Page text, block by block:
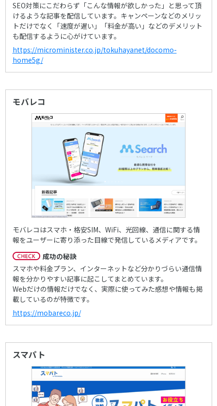
SEO対策にこだわらず「こんな情報が欲しかった」と思って頂
けるような記事を配信しています。キャンペーンなどのメリッ
トだけでなく「速度が遅い」「料金が高い」などのデメリット
も配信するように心がけています。
https://microminister.co.jp/tokuhayanet/docomo-
home5g/
モバレコ
モバレコはスマホ・格安SIM、WiFi、光回線、通信に関する情
報をユーザーに寄り添った目線で発信しているメディアです。
成功の秘訣
スマホや料金プラン、インターネットなど分かりづらい通信情
報を分かりやすい記事に起こしてまとめています。
Webだけの情報だけでなく、実際に使ってみた感想や情報も掲
載しているのが特徴です。
https://mobareco.jp/
スマパト